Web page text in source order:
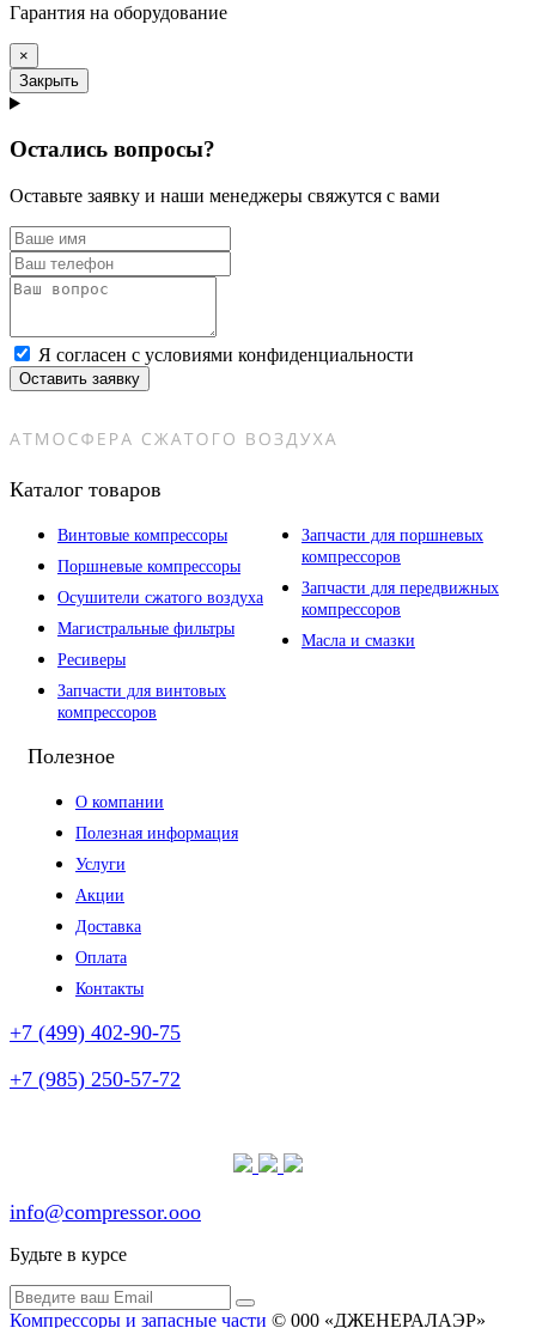
Гарантия на оборудование
×
Закрыть
Остались вопросы?
Оставьте заявку и наши менеджеры свяжутся с вами
Я согласен с условиями конфиденциальности
Оставить заявку
Каталог товаров
Винтовые компрессоры
Поршневые компрессоры
Осушители сжатого воздуха
Магистральные фильтры
Ресиверы
Запчасти для винтовых
компрессоров
Запчасти для поршневых
компрессоров
Запчасти для передвижных
компрессоров
Масла и смазки
Полезное
О компании
Полезная информация
Услуги
Акции
Доставка
Оплата
Контакты
+7 (499) 402-90-75
+7 (985) 250-57-72
info@compressor.ooo
Будьте в курсе
Компрессоры и запасные части © 000 «ДЖЕНЕРАЛАЭР»